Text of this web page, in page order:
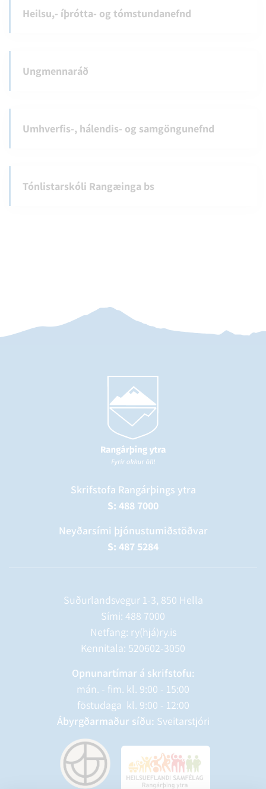
Heilsu,- íþrótta- og tómstundanefnd
Ungmennaráð
Umhverfis-, hálendis- og samgöngunefnd
Tónlistarskóli Rangæinga bs
Skrifstofa Rangárþings ytra
S: 488 7000
Neyðarsími þjónustumiðstöðvar
S: 487 5284
Suðurlandsvegur 1-3, 850 Hella
Sími: 488 7000
Netfang: ry(hjá)ry.is
Kennitala: 520602-3050
Opnunartímar á skrifstofu:
mán. - fim. kl. 9:00 - 15:00
föstudaga kl. 9:00 - 12:00
Ábyrgðarmaður síðu: Sveitarstjóri